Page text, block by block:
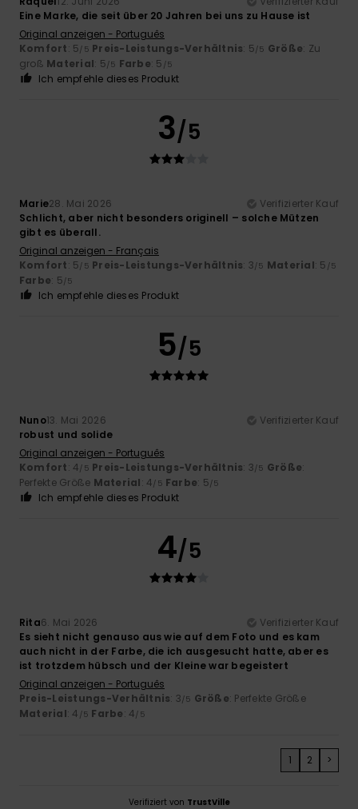
Eine Marke, die seit über 20 Jahren bei uns zu Hause ist
Original anzeigen - Português
Komfort: 5/5 Preis-Leistungs-Verhältnis: 5/5 Größe: Zu
groß Material: 5/5 Farbe: 5 /5
Ich empfehle dieses Produkt
3/5
Marie28. Mai 2026
Verifizierter Kauf
Schlicht, aber nicht besonders originell – solche Mützen
gibt es überall.
Original anzeigen - Français
Komfort: 5/5 Preis-Leistungs-Verhältnis: 3/5 Material: 5 /5
Farbe: 5/5
Ich empfehle dieses Produkt
5/5
Nuno13. Mai 2026
Verifizierter Kauf
robust und solide
Original anzeigen - Português
Komfort: 4/5 Preis-Leistungs-Verhältnis: 3/5 Größe:
Perfekte Größe Material: 4/5 Farbe: 5/5
Ich empfehle dieses Produkt
4/5
Rita6. Mai 2026
Verifizierter Kauf
Es sieht nicht genauso aus wie auf dem Foto und es kam
auch nicht in der Farbe, die ich ausgesucht hatte, aber es
ist trotzdem hübsch und der Kleine war begeistert
Original anzeigen - Português
Preis-Leistungs-Verhältnis: 3/5 Größe: Perfekte Größe
Material: 4 /5 Farbe: 4/5
1 2 >
Verifiziert von TrustVille